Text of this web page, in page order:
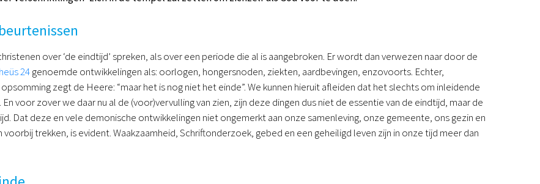
over ‘de eindtijd’ spreken, als over een periode die al is aangebroken. Er wordt dan verwezen naar door de
24genoemde ontwikkelingen als: oorlogen, hongersnoden, ziekten, aardbevingen, enzovoorts. Echter,
zegt de Heere: “maar het is nog niet het einde”. We kunnen hieruit afleiden dat het slechts om inleidende
voor zover we daar nu al de (voor)vervulling van zien, zijn deze dingen dus niet de essentie van de eindtijd, maar de
Dat deze en vele demonische ontwikkelingen niet ongemerkt aan onze samenleving, onze gemeente, ons gezin en
trekken, is evident. Waakzaamheid, Schriftonderzoek, gebed en een geheiligd leven zijn in onze tijd meer dan
Podcast
Magazine
Digitale nieuwsbrief
Agenda
Kinderwerk
Jongerenwerk